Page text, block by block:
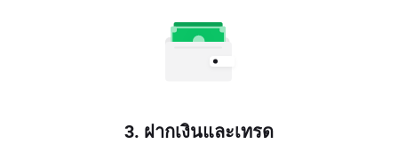
3. ฝากเงินและเทรด